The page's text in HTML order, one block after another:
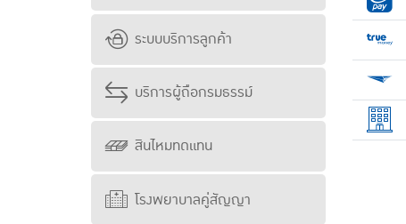
ระบบบริการลูกค้า
บริการผู้ถือกรมธรรม์
สินไหมทดแทน
โรงพยาบาลคู่สัญญา